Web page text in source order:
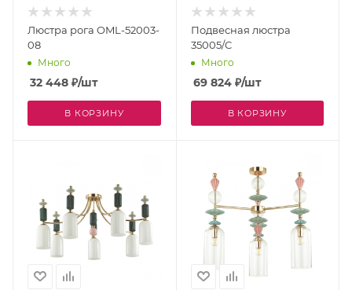
Люстра рога OML-52003-
08
Много
32 448 ₽/шт
В КОРЗИНУ
Подвесная люстра
35005/C
Много
69 824₽/шт
В КОРЗИНУ